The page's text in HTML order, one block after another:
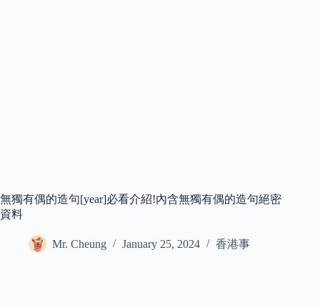
無獨有偶的造句[year]必看介紹!內含無獨有偶的造句絕密
資料
Mr. Cheung January 25, 2024 香港事